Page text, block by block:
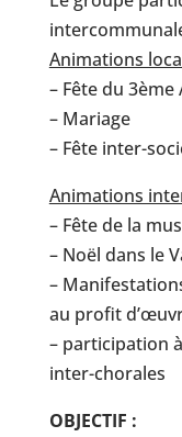
Animations
– Fête du 3ème
– Mariage
– Fête inter-
Animations
– Fête de la
– Noël dans le
–
au profit
– participation
inter-chorales
OBJECTIF :